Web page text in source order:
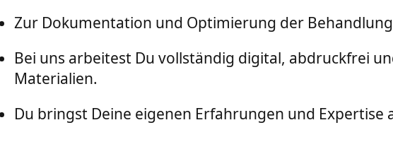
Zur Dokumentation und Optimierung der
Bei uns arbeitest Du vollständig digital, abdruckfrei
Materialien.
Du bringst Deine eigenen Erfahrungen und